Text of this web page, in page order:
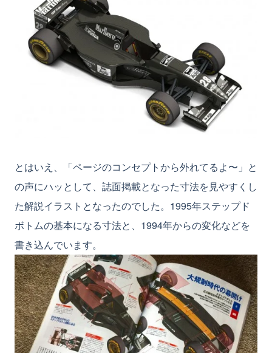
とはいえ、「ページのコンセプトから外れてるよ〜」と
の声にハッとして、誌面掲載となった寸法を見やすくし
た解説イラストとなったのでした。1995年ステップド
ボトムの基本になる寸法と、1994年からの変化などを
書き込んでいます。